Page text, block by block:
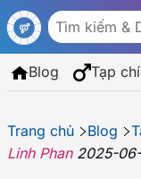
Blog Tạp
Trang chủ Blog
Linh Phan 2025-